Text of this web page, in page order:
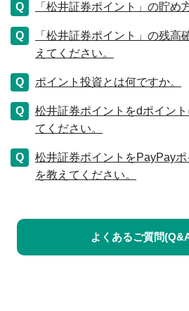
「松井証券ポイント」の貯め
「松井証券ポイント」の残高
えてください。
ポイント投資とは何ですか。
松井証券ポイントをdポイン
てください。
松井証券ポイントをPayPay
を教えてください。
よくあるご質問